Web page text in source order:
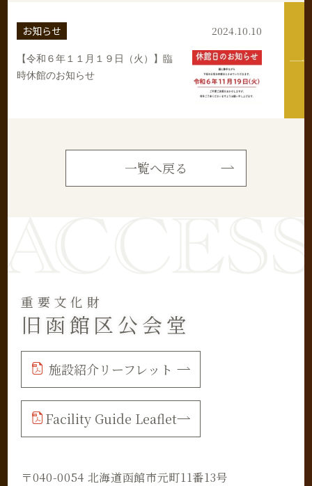
お知らせ
【令和６年１１月１９日（火）】臨
時休館のお知らせ
2024.10.10
一覧へ戻る
重要文化財
旧函館区公会堂
施設紹介リーフレット
Facility Guide Leaflet
〒040-0054 北海道函館市元町11番13号